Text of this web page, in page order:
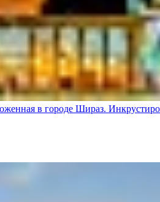
в городе Шираз.